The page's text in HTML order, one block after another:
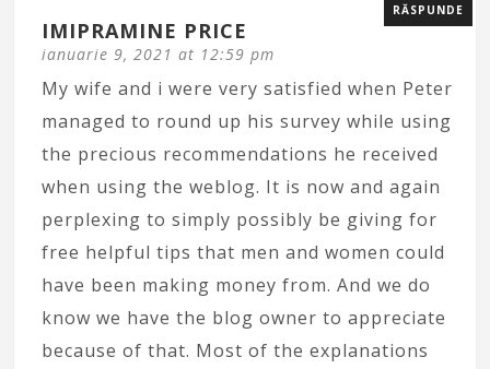
IMIPRAMINE PRICE
ianuarie 9, 2021 at 12:59 pm
RĂSPUNDE
My wife and i were very satisfied when Peter
managed to round up his survey while using
the precious recommendations he received
when using the weblog. It is now and again
perplexing to simply possibly be giving for
free helpful tips that men and women could
have been making money from. And we do
know we have the blog owner to appreciate
because of that. Most of the explanations